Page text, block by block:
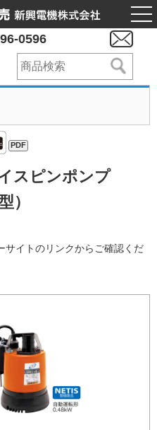
0596
PDF
スピンポンプ
）
サイトのリンクからご確認くだ